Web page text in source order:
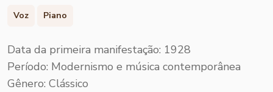
Voz Piano
Data da primeira manifestação: 1928
Período: Modernismo e música contemporânea
Gênero: Clássico